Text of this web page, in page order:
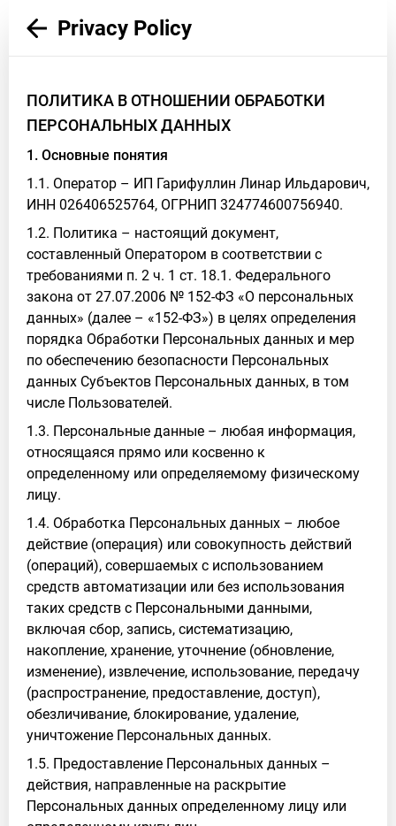
Privacy Policy
ПОЛИТИКА В ОТНОШЕНИИ ОБРАБОТКИ
ПЕРСОНАЛЬНЫХ ДАННЫХ
1. Основные понятия
1.1. Оператор – ИП Гарифуллин Линар Ильдарович,
ИНН 026406525764, ОГРНИП 324774600756940.
1.2. Политика – настоящий документ,
составленный Оператором в соответствии с
требованиями п. 2 ч. 1 ст. 18.1. Федерального
закона от 27.07.2006 № 152-ФЗ «О персональных
данных» (далее – «152-ФЗ») в целях определения
порядка Обработки Персональных данных и мер
по обеспечению безопасности Персональных
данных Субъектов Персональных данных, в том
числе Пользователей.
1.3. Персональные данные – любая информация,
относящаяся прямо или косвенно к
определенному или определяемому физическому
лицу.
1.4. Обработка Персональных данных – любое
действие (операция) или совокупность действий
(операций), совершаемых с использованием
средств автоматизации или без использования
таких средств с Персональными данными,
включая сбор, запись, систематизацию,
накопление, хранение, уточнение (обновление,
изменение), извлечение, использование, передачу
(распространение, предоставление, доступ),
обезличивание, блокирование, удаление,
уничтожение Персональных данных.
1.5. Предоставление Персональных данных –
действия, направленные на раскрытие
Персональных данных определенному лицу или